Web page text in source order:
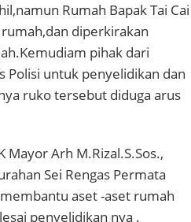
Rumah Bapak Tai Cai
diperkirakan
pihak dari
Polisi untuk penyelidikan dan
ruko tersebut diduga arus
Arh M.Rizal.S.Sos.,
Sei Rengas Permata
aset -aset rumah
penyelidikan nya .